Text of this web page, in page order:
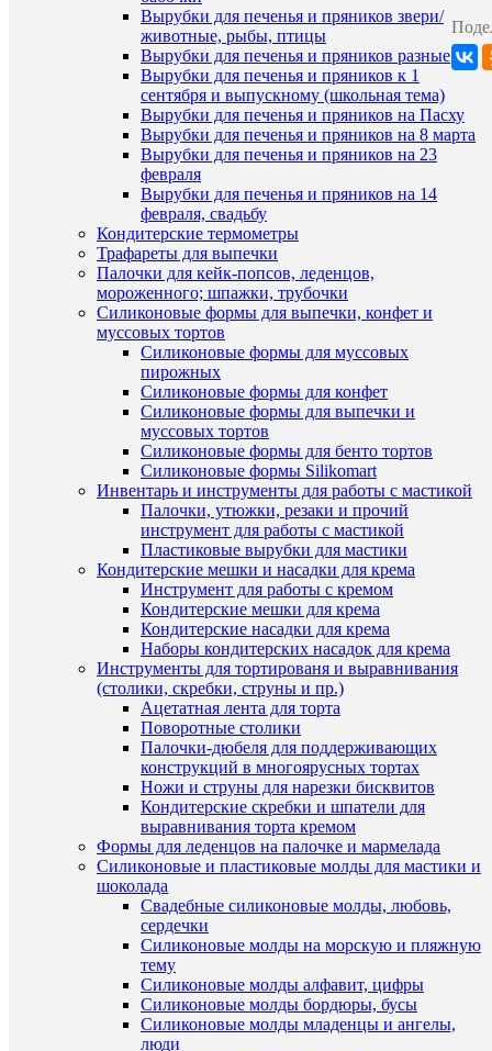
Вырубки для печенья и пряников звери/
животные, рыбы, птицы
Вырубки для печенья и пряников разные
Вырубки для печенья и пряников к 1
сентября и выпускному (школьная тема)
Вырубки для печенья и пряников на Пасху
Вырубки для печенья и пряников на 8 марта
Вырубки для печенья и пряников на 23
февраля
Вырубки для печенья и пряников на 14
февраля, свадьбу
Кондитерские термометры
Трафареты для выпечки
Палочки для кейк-попсов, леденцов,
мороженного; шпажки, трубочки
Силиконовые формы для выпечки, конфет и
муссовых тортов
Силиконовые формы для муссовых
пирожных
Силиконовые формы для конфет
Силиконовые формы для выпечки и
муссовых тортов
Силиконовые формы для бенто тортов
Силиконовые формы Silikomart
Инвентарь и инструменты для работы с мастикой
Палочки, утюжки, резаки и прочий
инструмент для работы с мастикой
Пластиковые вырубки для мастики
Кондитерские мешки и насадки для крема
Инструмент для работы с кремом
Кондитерские мешки для крема
Кондитерские насадки для крема
Наборы кондитерских насадок для крема
Инструменты для тортированя и выравнивания
(столики, скребки, струны и пр.)
Ацетатная лента для торта
Поворотные столики
Палочки-дюбеля для поддерживающих
конструкций в многоярусных тортах
Ножи и струны для нарезки бисквитов
Кондитерские скребки и шпатели для
выравнивания торта кремом
Формы для леденцов на палочке и мармелада
Силиконовые и пластиковые молды для мастики и
шоколада
Свадебные силиконовые молды, любовь,
сердечки
Силиконовые молды на морскую и пляжную
тему
Силиконовые молды алфавит, цифры
Силиконовые молды бордюры, бусы
Силиконовые молды младенцы и ангелы,
люди
Загрузка
49
руб.
В
1
клик
К
с
в
шт